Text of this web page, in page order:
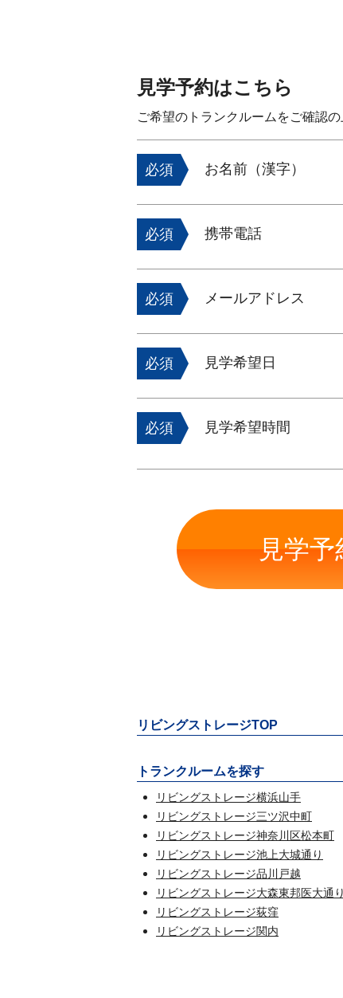
見学予約はこちら
ご希望のトランクルームをご確認
必須 お名前（漢字）
必須 携帯電話
必須 メールアドレス
必須 見学希望日
必須 見学希望時間
見学予
リビングストレージTOP
トランクルームを探す
リビングストレージ横浜山手
リビングストレージ三ツ沢中町
リビングストレージ神奈川区松本町
リビングストレージ池上大城通り
リビングストレージ品川戸越
リビングストレージ大森東邦医大通り
リビングストレージ荻窪
リビングストレージ関内